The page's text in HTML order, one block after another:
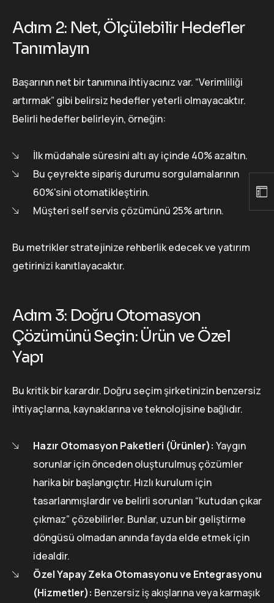
Adım 2: Net, Ölçülebilir Hedefler
Tanımlayın
Başarının net bir tanımına ihtiyacınız var. “Verimliliği
artırmak” gibi belirsiz hedefler yeterli olmayacaktır.
Belirli hedefler belirleyin, örneğin:
İlk müdahale süresini altı ay içinde 40% azaltın.
Bu çeyrekte sipariş durumu sorgulamalarının
60%'sini otomatikleştirin.
Müşteri self servis çözümünü 25% artırın.
Bu metrikler stratejinize rehberlik edecek ve yatırım
getirinizi kanıtlayacaktır.
Adım 3: Doğru Otomasyon
Çözümünü Seçin: Ürün ve Özel
Yapı
Bu kritik bir karardır. Doğru seçim şirketinizin benzersiz
ihtiyaçlarına, kaynaklarına ve teknolojisine bağlıdır.
Hazır Otomasyon Paketleri (Ürünler): Yaygın
sorunlar için önceden oluşturulmuş çözümler
harika bir başlangıçtır. Hızlı kurulum için
tasarlanmışlardır ve belirli sorunları “kutudan çıkar
çıkmaz” çözebilirler. Bunlar, uzun bir geliştirme
döngüsü olmadan anında fayda elde etmek için
idealdir.
Özel Yapay Zeka Otomasyonu ve Entegrasyonu
(Hizmetler): Benzersiz iş akışlarına veya karmaşık